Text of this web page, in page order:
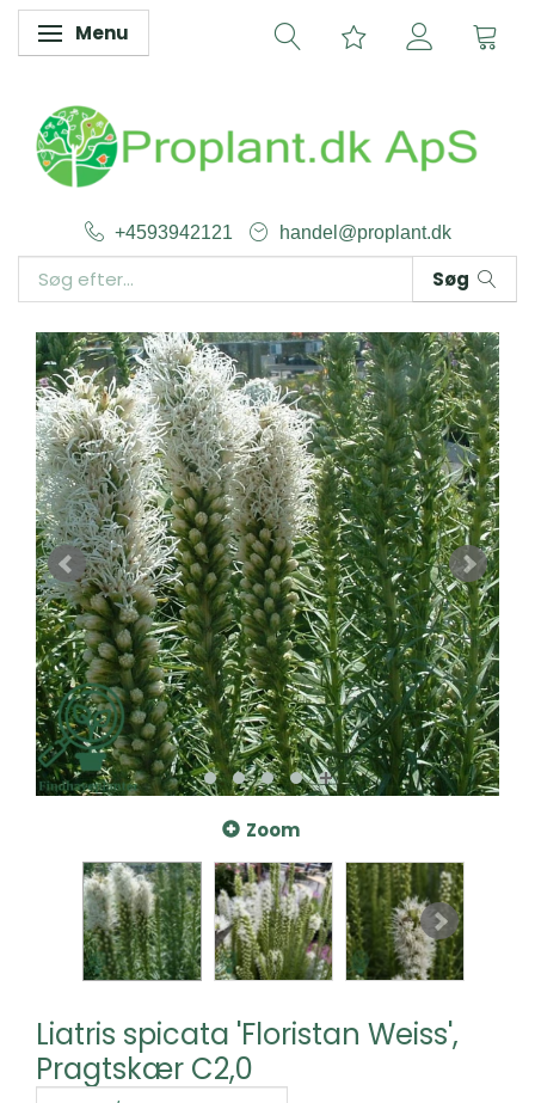
Skifte navigation
Menu
+4593942121 handel@proplant.dk
Søg
Zoom
Liatris spicata 'Floristan Weiss',
Pragtskær C2,0